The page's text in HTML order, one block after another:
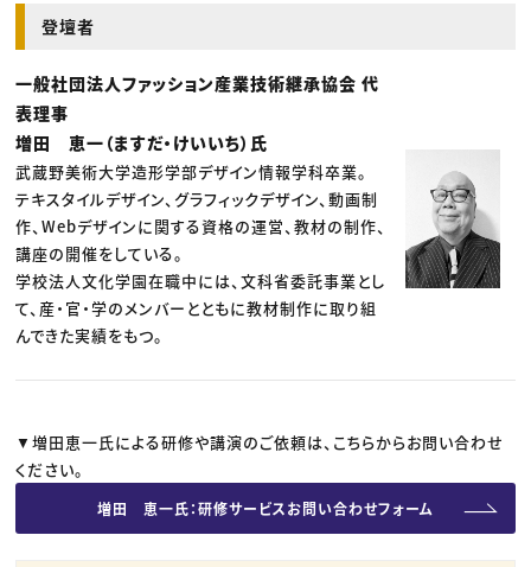
登壇者
一般社団法人ファッション産業技術継承協会 代
表理事
増田 恵一（ますだ・けいいち）氏
武蔵野美術大学造形学部デザイン情報学科卒業。
テキスタイルデザイン、グラフィックデザイン、動画制
作、Webデザインに関する資格の運営、教材の制作、
講座の開催をしている。
学校法人文化学園在職中には、文科省委託事業とし
て、産・官・学のメンバーとともに教材制作に取り組
んできた実績をもつ。
▼増田恵一氏による研修や講演のご依頼は、こちらからお問い合わせ
ください。
増田 恵一氏：研修サービスお問い合わせフォーム